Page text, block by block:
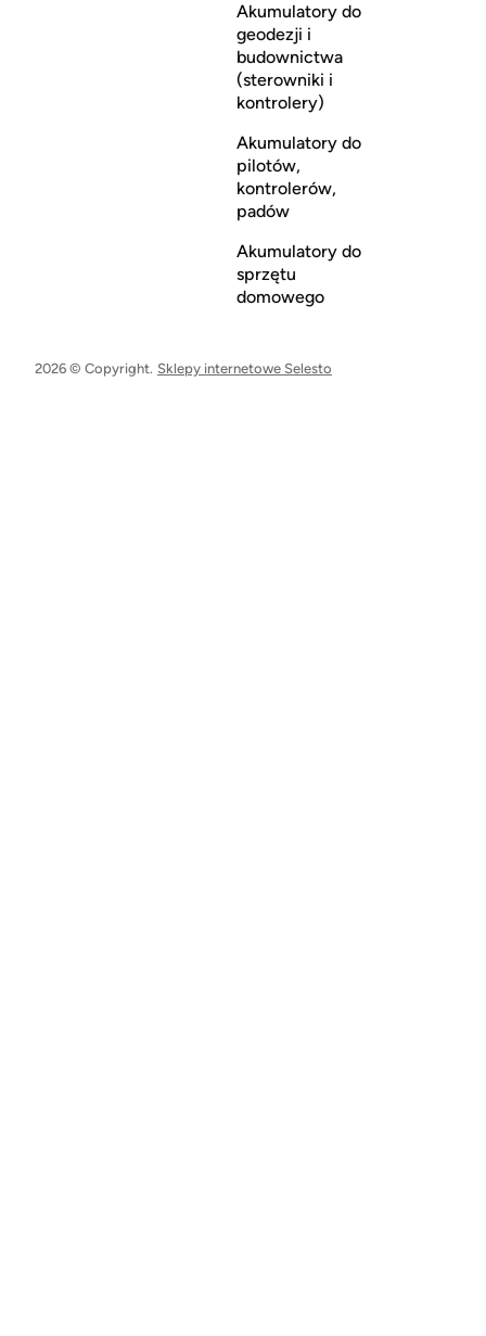
Akumulatory do
geodezji i
budownictwa
(sterowniki i
kontrolery)
Akumulatory do
pilotów,
kontrolerów,
padów
Akumulatory do
sprzętu
domowego
2026 © Copyright. Sklepy internetowe Selesto